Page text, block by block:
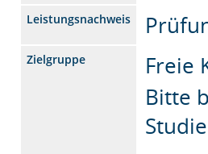
Leistungsnachweis
Zielgruppe
Freie
Bitte